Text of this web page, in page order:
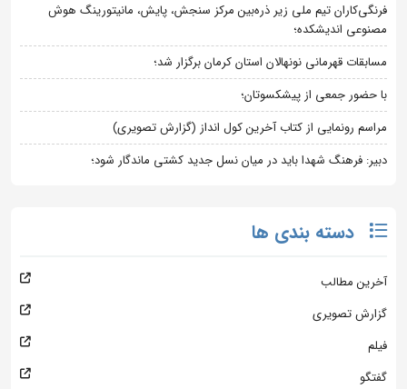
فرنگی‌کاران تیم ملی زیر ذره‌بین مرکز سنجش، پایش، مانیتورینگ هوش
مصنوعی اندیشکده؛
مسابقات قهرمانی نونهالان استان کرمان برگزار شد؛
با حضور جمعی از پیشکسوتان؛
مراسم رونمایی از کتاب آخرین کول انداز (گزارش تصویری)
دبیر: فرهنگ شهدا باید در میان نسل جدید کشتی ماندگار شود؛
دسته بندی ها
آخرین مطالب
گزارش تصویری
فیلم
گفتگو